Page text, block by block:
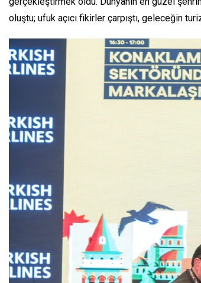
oluştu; ufuk açıcı fikirler çarpıştı, geleceğin